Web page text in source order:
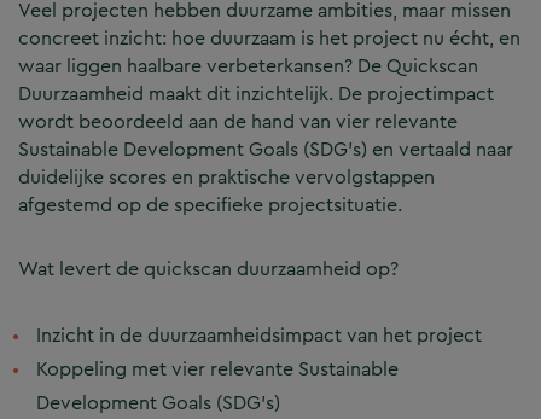
Veel projecten hebben duurzame ambities, maar missen
concreet inzicht: hoe duurzaam is het project nu écht, en
waar liggen haalbare verbeterkansen? De Quickscan
Duurzaamheid maakt dit inzichtelijk. De projectimpact
wordt beoordeeld aan de hand van vier relevante
Sustainable Development Goals (SDG’s) en vertaald naar
duidelijke scores en praktische vervolgstappen
afgestemd op de specifieke projectsituatie.
Wat levert de quickscan duurzaamheid op?
Inzicht in de duurzaamheidsimpact van het project
Koppeling met vier relevante Sustainable
Development Goals (SDG’s)